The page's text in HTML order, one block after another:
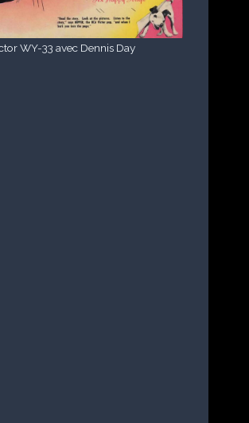
WY-33 avec Dennis Day